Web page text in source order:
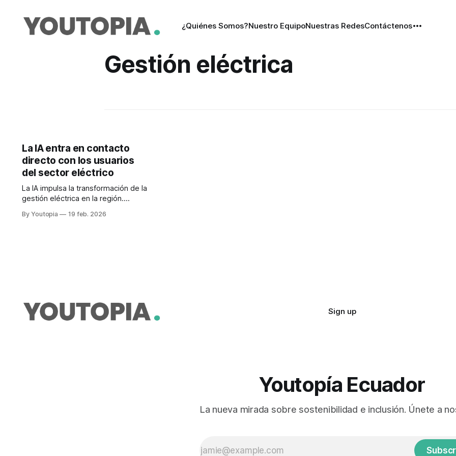
¿Quiénes Somos?Nuestro EquipoNuestras RedesContáctenos
Gestión eléctrica
La IA entra en contacto
directo con los usuarios
del sector eléctrico
La IA impulsa la transformación de la
gestión eléctrica en la región.
Adelat muestran avances en
By Youtopia 19 feb. 2026
Sign up
Youtopía Ecuador
La nueva mirada sobre sostenibilidad e inclusión. Únete a